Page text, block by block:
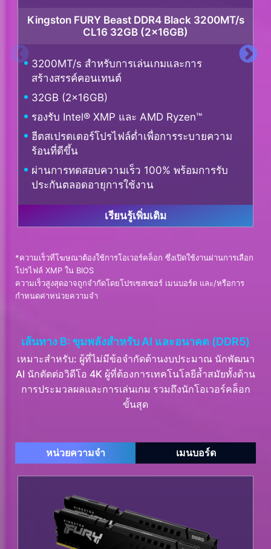
Kingston FURY Beast DDR4 Black 3200MT/s
CL16 32GB (2x16GB)
3200MT/s สำหรับการเล่นเกมและการ
สร้างสรรค์คอนเทนต์
32GB (2x16GB)
รองรับ Intel® XMP และ AMD Ryzen™
ฮีตสเปรดเดอร์โปรไฟล์ต่ำเพื่อการระบายความ
ร้อนที่ดีขึ้น
ผ่านการทดสอบความเร็ว 100% พร้อมการรับ
ประกันตลอดอายุการใช้งาน
เรียนรู้เพิ่มเติม
*ความเร็วที่โฆษณาต้องใช้การโอเวอร์คล็อก ซึ่งเปิดใช้งานผ่านการเลือก
โปรไฟล์ XMP ใน BIOS
ความเร็วสูงสุดอาจถูกจำกัดโดยโปรเซสเซอร์ เมนบอร์ด และ/หรือการ
กำหนดค่าหน่วยความจำ
เส้นทาง B: ขุมพลังสำหรับ AI และอนาคต (DDR5)
เหมาะสำหรับ: ผู้ที่ไม่มีข้อจำกัดด้านงบประมาณ นักพัฒนา
AI นักตัดต่อวิดีโอ 4K ผู้ที่ต้องการเทคโนโลยีล้ำสมัยทั้งด้าน
การประมวลผลและการเล่นเกม รวมถึงนักโอเวอร์คล็อก
ขั้นสุด
หน่วยความจำ เมนบอร์ด